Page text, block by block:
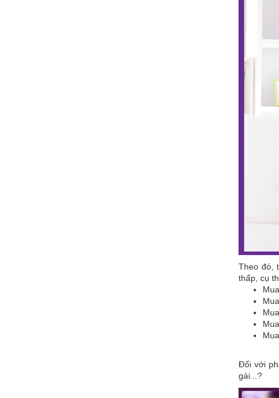
Theo đó,
thấp, cụ
Đối với
gái...?